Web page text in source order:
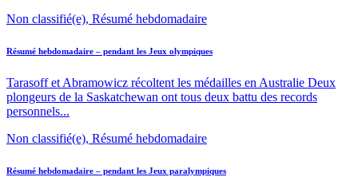
Non classifié(e), Résumé hebdomadaire
Résumé hebdomadaire – pendant les Jeux olympiques
Tarasoff et Abramowicz récoltent les médailles en Australie Deux
plongeurs de la Saskatchewan ont tous deux battu des records
personnels...
Non classifié(e), Résumé hebdomadaire
Résumé hebdomadaire – pendant les Jeux paralympiques